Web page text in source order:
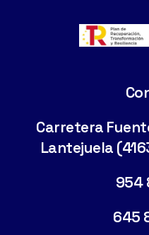
Carretera
Lantejuela
954
645